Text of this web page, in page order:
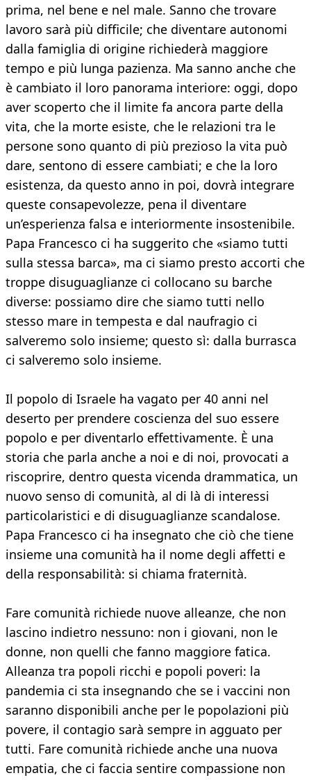
prima, nel bene e nel male. Sanno che trovare
lavoro sarà più difficile; che diventare autonomi
dalla famiglia di origine richiederà maggiore
tempo e più lunga pazienza. Ma sanno anche che
è cambiato il loro panorama interiore: oggi, dopo
aver scoperto che il limite fa ancora parte della
vita, che la morte esiste, che le relazioni tra le
persone sono quanto di più prezioso la vita può
dare, sentono di essere cambiati; e che la loro
esistenza, da questo anno in poi, dovrà integrare
queste consapevolezze, pena il diventare
un’esperienza falsa e interiormente insostenibile.
Papa Francesco ci ha suggerito che «siamo tutti
sulla stessa barca», ma ci siamo presto accorti che
troppe disuguaglianze ci collocano su barche
diverse: possiamo dire che siamo tutti nello
stesso mare in tempesta e dal naufragio ci
salveremo solo insieme; questo sì: dalla burrasca
ci salveremo solo insieme.
Il popolo di Israele ha vagato per 40 anni nel
deserto per prendere coscienza del suo essere
popolo e per diventarlo effettivamente. È una
storia che parla anche a noi e di noi, provocati a
riscoprire, dentro questa vicenda drammatica, un
nuovo senso di comunità, al di là di interessi
particolaristici e di disuguaglianze scandalose.
Papa Francesco ci ha insegnato che ciò che tiene
insieme una comunità ha il nome degli affetti e
della responsabilità: si chiama fraternità.
Fare comunità richiede nuove alleanze, che non
lascino indietro nessuno: non i giovani, non le
donne, non quelli che fanno maggiore fatica.
Alleanza tra popoli ricchi e popoli poveri: la
pandemia ci sta insegnando che se i vaccini non
saranno disponibili anche per le popolazioni più
povere, il contagio sarà sempre in agguato per
tutti. Fare comunità richiede anche una nuova
empatia, che ci faccia sentire compassione non